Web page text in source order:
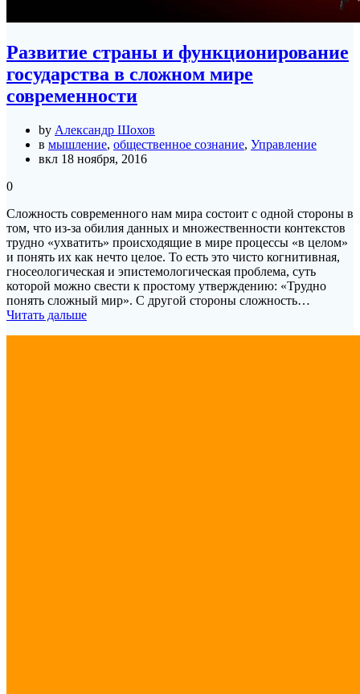
Развитие страны и функционирование
государства в сложном мире
современности
by Александр Шохов
в мышление, общественное сознание, Управление
вкл 18 ноября, 2016
0
Сложность современного нам мира состоит с одной стороны в
том, что из-за обилия данных и множественности контекстов
трудно «ухватить» происходящие в мире процессы «в целом»
и понять их как нечто целое. То есть это чисто когнитивная,
гносеологическая и эпистемологическая проблема, суть
которой можно свести к простому утверждению: «Трудно
понять сложный мир». С другой стороны сложность…
Читать дальше